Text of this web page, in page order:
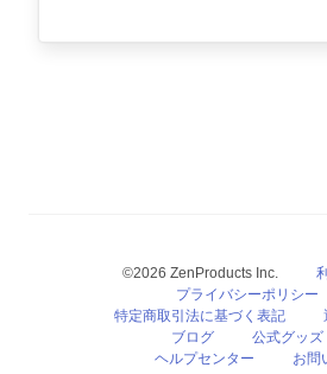
©2026 ZenProducts Inc.
プライバシーポリシー
特定商取引法に基づく表記
ブログ
公式グッズ
ヘルプセンター
お問